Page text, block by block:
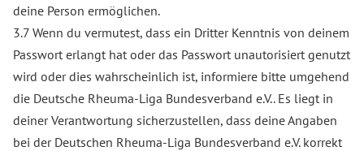
deine Person ermöglichen.
3.7 Wenn du vermutest, dass ein Dritter Kenntnis von deinem
Passwort erlangt hat oder das Passwort unautorisiert genutzt
wird oder dies wahrscheinlich ist, informiere bitte umgehend
die Deutsche Rheuma-Liga Bundesverband e.V.. Es liegt in
deiner Verantwortung sicherzustellen, dass deine Angaben
bei der Deutschen Rheuma-Liga Bundesverband e.V. korrekt